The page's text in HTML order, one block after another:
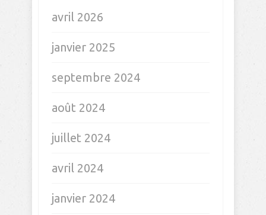
avril 2026
janvier 2025
septembre 2024
août 2024
juillet 2024
avril 2024
janvier 2024